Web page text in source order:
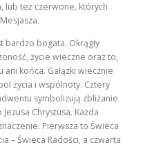
też czerwone, których
bogata. Okrągły
życie wieczne oraz to,
końca. Gałązki wiecznie
życia i wspólnoty. Cztery
symbolizują zbliżanie
Chrystusa. Każda
Pierwsza to Świeca
– Świeca Radości, a czwarta